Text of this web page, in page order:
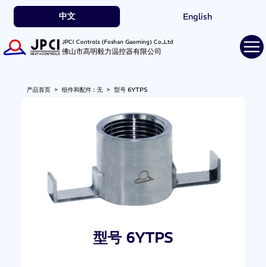
中文 English
JPCI Controls (Foshan Gaoming) Co.,Ltd
佛山市高明毅力温控器有限公司
产品首页> 组件和配件 : 无> 型号 6YTPS
型号 6YTPS